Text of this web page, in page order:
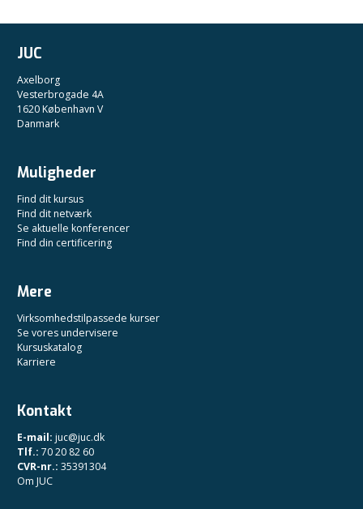
JUC
Axelborg
Vesterbrogade 4A
1620 København V
Danmark
Muligheder
Find dit kursus
Find dit netværk
Se aktuelle konferencer
Find din certificering
Mere
Virksomhedstilpassede kurser
Se vores undervisere
Kursuskatalog
Karriere
Kontakt
E-mail: juc@juc.dk
Tlf.: 70 20 82 60
CVR-nr.: 35391304
Om JUC